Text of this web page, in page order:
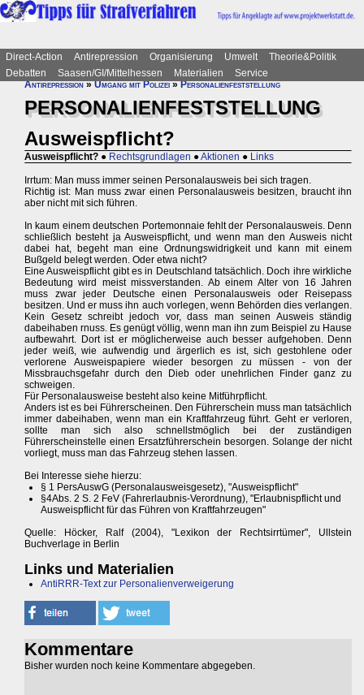
Direct-Action Antirepression Organisierung Umwelt
Theorie&Politik
Debatten
Saasen/GI/Mittelhessen Materialien
Service
Antirepression»Umgang mit Polizei»Personalienfeststellung
PERSONALIENFESTSTELLUNG
Ausweispflicht?
Ausweispflicht? ● Rechtsgrundlagen ●Aktionen ● Links
Irrtum: Man muss immer seinen Personalausweis bei sich tragen.
Richtig ist: Man muss zwar einen Personalausweis besitzen, braucht ihn
aber nicht mit sich führen.
In kaum einem deutschen Portemonnaie fehlt der Personalausweis. Denn
schließlich besteht ja Ausweispflicht, und wenn man den Ausweis nicht
dabei hat, begeht man eine Ordnungswidrigkeit und kann mit einem
Bußgeld belegt werden. Oder etwa nicht?
Eine Ausweispflicht gibt es in Deutschland tatsächlich. Doch ihre wirkliche
Bedeutung wird meist missverstanden. Ab einem Alter von 16 Jahren
muss zwar jeder Deutsche einen Personalausweis oder Reisepass
besitzen. Und er muss ihn auch vorlegen, wenn Behörden dies verlangen.
Kein Gesetz schreibt jedoch vor, dass man seinen Ausweis ständig
dabeihaben rnuss. Es genügt völlig, wenn man ihn zum Beispiel zu Hause
aufbewahrt. Dort ist er möglicherweise auch besser aufgehoben. Denn
jeder weiß, wie aufwendig und ärgerlich es ist, sich gestohlene oder
verlorene Ausweispapiere wieder besorgen zu müssen - von der
Missbrauchsgefahr durch den Dieb oder unehrlichen Finder ganz zu
schweigen.
Für Personalausweise besteht also keine Mitführpflicht.
Anders ist es bei Führerscheinen. Den Führerschein muss man tatsächlich
immer dabeihaben, wenn man ein Kraftfahrzeug führt. Geht er verloren,
sollte man sich also schnellstmöglich bei der zuständigen
Führerscheinstelle einen Ersatzführerschein besorgen. Solange der nicht
vorliegt, muss man das Fahrzeug stehen lassen.
Bei Interesse siehe hierzu:
§ 1 PersAuswG (Personalausweisgesetz), "Ausweispflicht"
§4Abs. 2 S. 2 FeV (Fahrerlaubnis-Verordnung), "Erlaubnispflicht und
Ausweispflicht für das Führen von Kraftfahrzeugen"
Quelle: Höcker, Ralf (2004), "Lexikon der Rechtsirrtümer", Ullstein
Buchverlage in Berlin
Links und Materialien
AntiRRR-Text zur Personalienverweigerung
Kommentare
Bisher wurden noch keine Kommentare abgegeben.